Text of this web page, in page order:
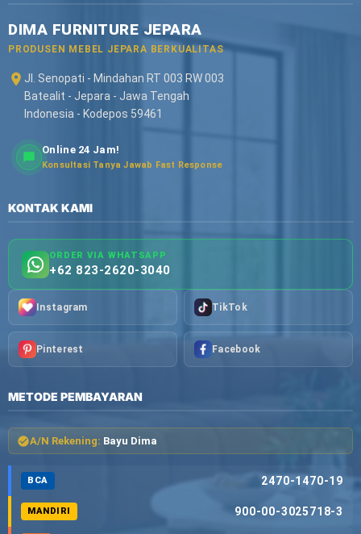
DIMA FURNITURE JEPARA
PRODUSEN MEBEL JEPARA BERKUALITAS
Jl. Senopati - Mindahan RT 003 RW 003
Batealit - Jepara - Jawa Tengah
Indonesia - Kodepos 59461
Online 24 Jam!
Konsultasi Tanya Jawab Fast Response
KONTAK KAMI
ORDER VIA WHATSAPP
+62 823-2620-3040
Instagram TikTok
Pinterest Facebook
METODE PEMBAYARAN
A/N Rekening: Bayu Dima
BCA 2470-1470-19
MANDIRI 900-00-3025718-3